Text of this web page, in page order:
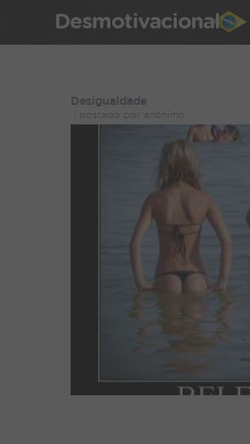
Desmotivacional
Desigualdade
postado por anônimo